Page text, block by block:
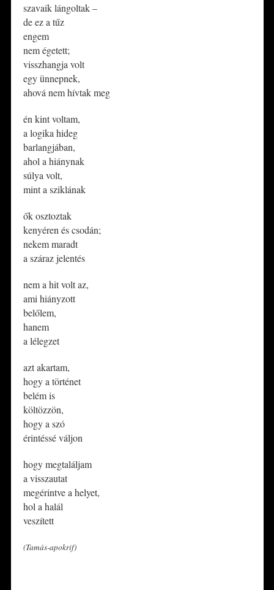
szavaik lángoltak –
de ez a tűz
engem
nem égetett;
visszhangja volt
egy ünnepnek,
ahová nem hívtak meg
én kint voltam,
a logika hideg
barlangjában,
ahol a hiánynak
súlya volt,
mint a sziklának
ők osztoztak
kenyéren és csodán;
nekem maradt
a száraz jelentés
nem a hit volt az,
ami hiányzott
belőlem,
hanem
a lélegzet
azt akartam,
hogy a történet
belém is
költözzön,
hogy a szó
érintéssé váljon
hogy megtaláljam
a visszautat
megérintve a helyet,
hol a halál
veszített
(Tamás-apokrif)